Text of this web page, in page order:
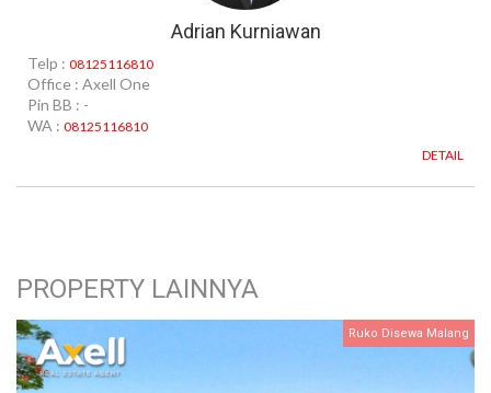
Adrian Kurniawan
Telp : 08125116810
Office : Axell One
Pin BB : -
WA : 08125116810
DETAIL
PROPERTY LAINNYA
Ruko Disewa Malang